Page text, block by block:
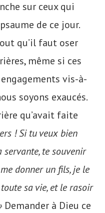
sur ceux qui
de ce jour.
qu’il faut oser
même si ces
vis-à-
soyons exaucés.
qu’avait faite
! Si tu veux bien
te souvenir
donner un fils, je le
sa vie, et le rasoir
Demander à Dieu ce